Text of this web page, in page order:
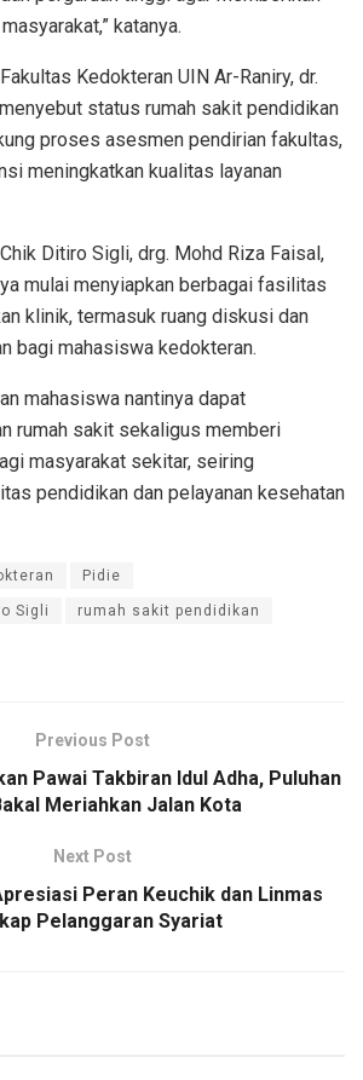
katanya.
Kedokteran UIN Ar-Raniry, dr.
status rumah sakit pendidikan
proses asesmen pendirian fakultas,
meningkatkan kualitas layanan
Ditiro Sigli, drg. Mohd Riza Faisal,
mulai menyiapkan berbagai fasilitas
klinik, termasuk ruang diskusi dan
bagi mahasiswa kedokteran.
mahasiswa nantinya dapat
rumah sakit sekaligus memberi
masyarakat sekitar, seiring
pendidikan dan pelayanan kesehatan
Pidie
Sigli rumah sakit pendidikan
Previous Post
Pawai Takbiran Idul Adha, Puluhan
Meriahkan Jalan Kota
Next Post
Peran Keuchik dan Linmas
Pelanggaran Syariat